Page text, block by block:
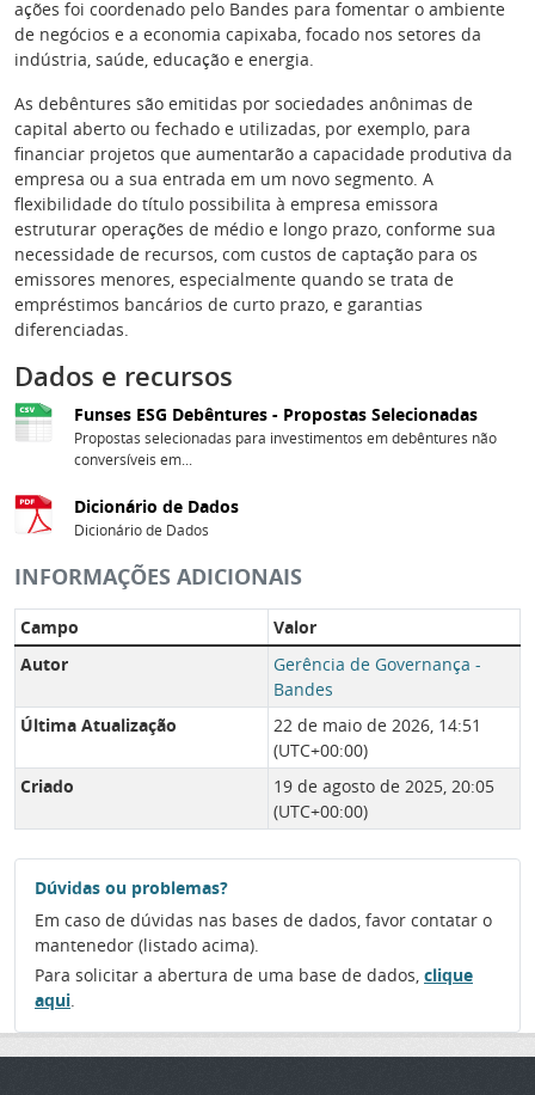
ações foi coordenado pelo Bandes para fomentar o ambiente
de negócios e a economia capixaba, focado nos setores da
indústria, saúde, educação e energia.
As debêntures são emitidas por sociedades anônimas de
capital aberto ou fechado e utilizadas, por exemplo, para
financiar projetos que aumentarão a capacidade produtiva da
empresa ou a sua entrada em um novo segmento. A
flexibilidade do título possibilita à empresa emissora
estruturar operações de médio e longo prazo, conforme sua
necessidade de recursos, com custos de captação para os
emissores menores, especialmente quando se trata de
empréstimos bancários de curto prazo, e garantias
diferenciadas.
Dados e recursos
Funses ESG Debêntures - Propostas Selecionadas
Propostas selecionadas para investimentos em debêntures não
conversíveis em...
Dicionário de Dados
Dicionário de Dados
INFORMAÇÕES ADICIONAIS
Campo
Valor
Autor
Gerência de Governança -
Bandes
Última Atualização
22 de maio de 2026, 14:51
(UTC+00:00)
Criado
19 de agosto de 2025, 20:05
(UTC+00:00)
Dúvidas ou problemas?
Em caso de dúvidas nas bases de dados, favor contatar o
mantenedor (listado acima).
Para solicitar a abertura de uma base de dados, clique
aqui